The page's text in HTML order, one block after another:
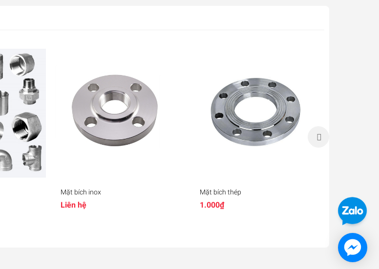
Mặt bích inox
Liên hệ
Mặt bích thép
1.000₫ Liên hệ